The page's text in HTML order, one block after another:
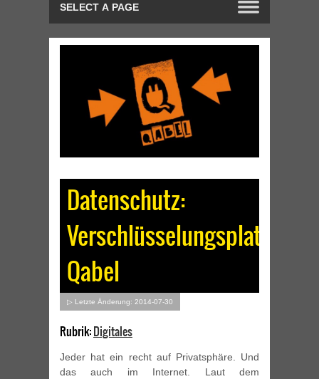
Datenschutz:
Verschlüsselungsplattform
Qabel
▷ Letzte Änderung: 2014-07-30
Rubrik:Digitales
Jeder hat ein recht auf Privatsphäre. Und
das auch im Internet. Laut dem